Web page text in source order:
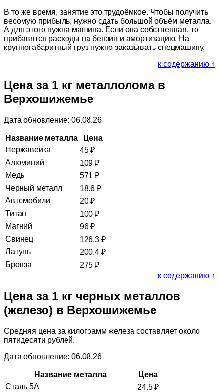
В то же время, занятие это трудоёмкое. Чтобы получить
весомую прибыль, нужно сдать большой объём металла.
А для этого нужна машина. Если она собственная, то
прибавятся расходы на бензин и амортизацию. На
крупногабаритный груз нужно заказывать спецмашину.
к содержанию ↑
Цена за 1 кг металлолома в
Верхошижемье
Дата обновление: 06.08.26
Название металла
Цена
Нержавейка
45 ₽
Алюминий
109 ₽
Медь
571 ₽
Черный металл
18.6 ₽
Автомобили
20 ₽
Титан
100 ₽
Магний
96 ₽
Свинец
126.3 ₽
Латунь
200.4 ₽
Бронза
275 ₽
к содержанию ↑
Цена за 1 кг черных металлов
(железо) в Верхошижемье
Средняя цена за килограмм железа составляет около
пятидесяти рублей.
Дата обновление: 06.08.26
Название металла
Цена
Сталь 5А
24.5 ₽